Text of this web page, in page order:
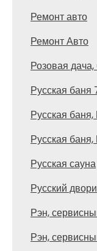
Ремонт авто
Ремонт Авто
Розовая
Русская баня
Русская
Русская
Русская сауна
Русский
Рэн,
Рэн,